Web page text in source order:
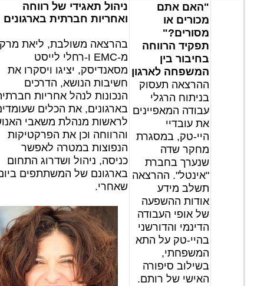
"האם אתם
מכורים או
מסורים?"
תפקיד הרווחה
בחיבור בין
המשפחה לארגון
ההרצאה תעסוק
בניתוח הרגלי
עבודה המאפיינים
את עובדיי
היי-טק, במסגרת
מחקר שדה
שנערך בחברת
"אינטל". ההרצאה
תשלב מידע
אודות ההשפעה
של אופי העבודה
הדינמי והדורשני
בהיי-טק על התא
המשפחתי,
בשילוב סיפורה
האישי של רותם.
ניהול תאגידי של רווחה
ואחריות חברתית בארגונים
בהרצאה משולבת, ליאת
מ-EMC ו-רחלי לייסט
מסאנדיסק, יציגו ויסקרו את
חשיבות הנושא, הדרכים
הנכונות לנהל אחריות
בארגונים, את הכלים
לראשות מנהלת משאבי
והרווחה וכן את הפרקטיקות
הנפוצות במטרה לאפשר
כניסה, ניהול ושדרוג התחום
בארגונם של המשתתפים
שאחרי.